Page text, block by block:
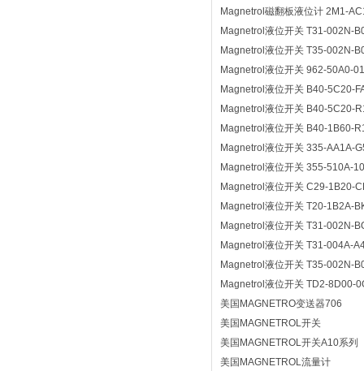
Magnetrol磁翻板液位计 2M1-
Magnetrol液位开关 T31-002N-
Magnetrol液位开关 T35-002N-
Magnetrol液位开关 962-50A0-
Magnetrol液位开关 B40-5C20-
Magnetrol液位开关 B40-5C20-
Magnetrol液位开关 B40-1B60-
Magnetrol液位开关 335-AA1A-
Magnetrol液位开关 355-510A-
Magnetrol液位开关 C29-1B20-
Magnetrol液位开关 T20-1B2A-
Magnetrol液位开关 T31-002N-
Magnetrol液位开关 T31-004A-
Magnetrol液位开关 T35-002N-
Magnetrol液位开关 TD2-8D00-
美国MAGNETRO变送器706
美国MAGNETROL开关
美国MAGNETROL开关A10系列
美国MAGNETROL流量计